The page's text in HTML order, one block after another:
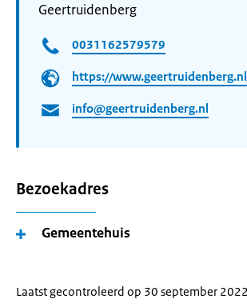
Geertruidenberg
0031162579579
https://
info@geertruidenberg.nl
Bezoekadres
Gemeentehuis
Laatst gecontroleerd op 30 september 2022